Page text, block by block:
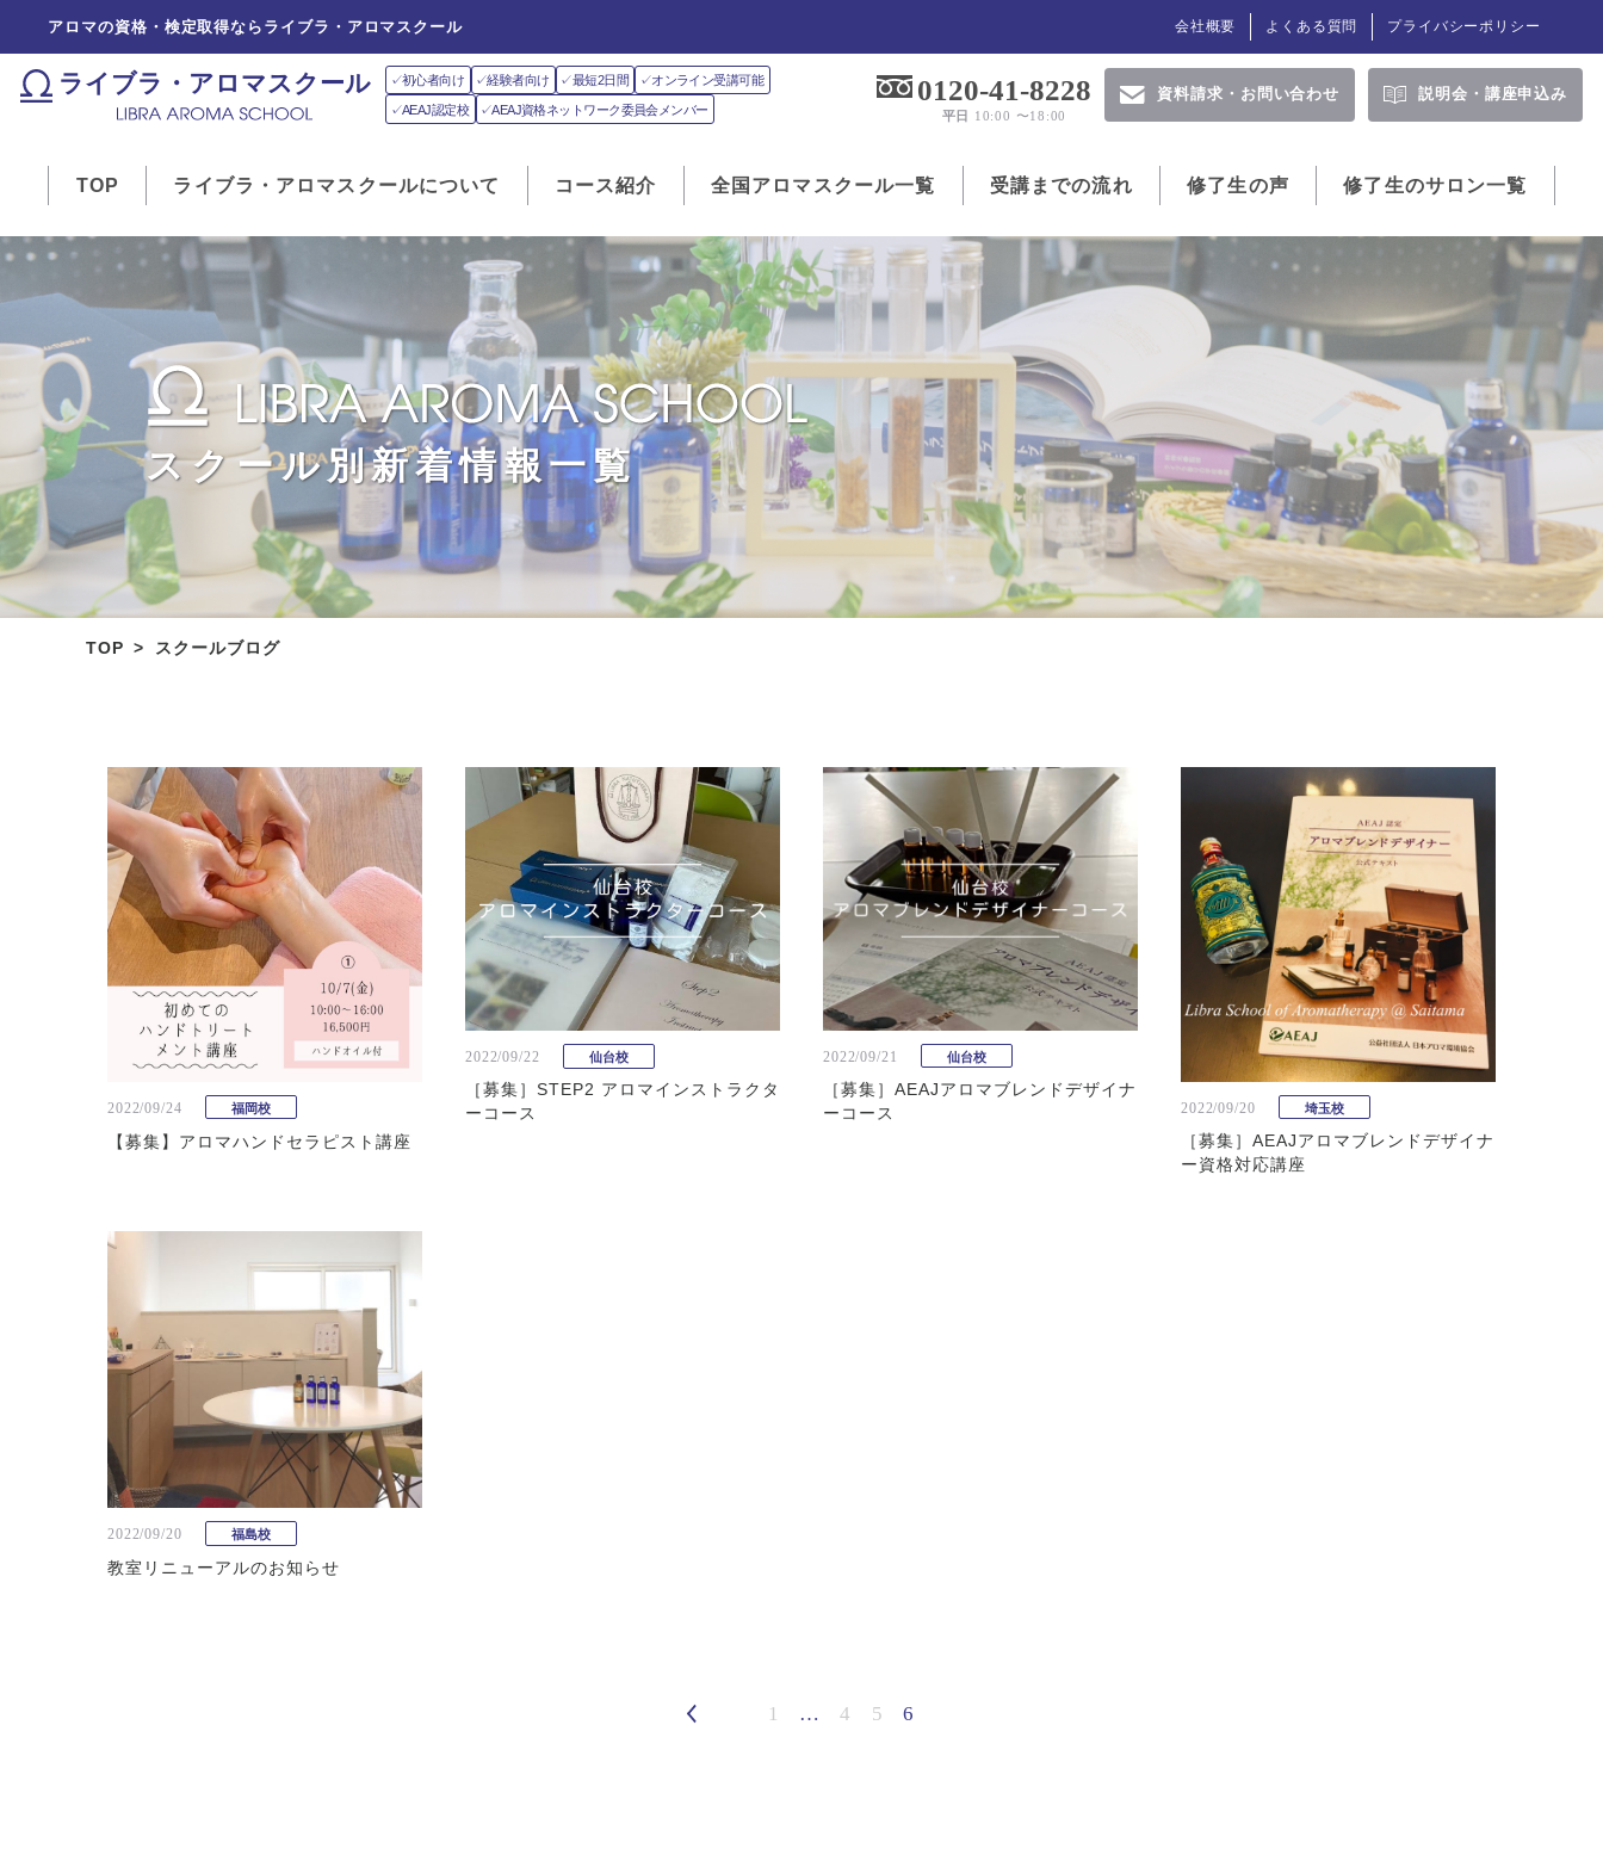
アロマの資格・検定取得ならライブラ・アロマスクール 会社概要 よくある質問 プライバシーポリシー
ライブラ・アロマスクール ✓初心者向け ✓経験者向け ✓最短2日間 ✓オンライン受講可能
✓AEAJ認定校 ✓AEAJ資格ネットワーク委員会メンバー
0120-41-8228
平日 10:00 〜18:00
資料請求・ お問い合わせ 説明会・ 講座申込み
TOP ライブラ・アロマスクールについて コース紹介 全国アロマスクール一覧 受講までの流れ 修了生の声 修了生のサロン一覧
スクール別新着情報一覧
TOP スクールブログ
2022/09/24 福岡校
【募集】アロマハンドセラピスト講座
2022/09/22 仙台校
［募集］STEP2 アロマインストラクタ
ーコース
2022/09/21 仙台校
［募集］AEAJアロマブレンドデザイナ
ーコース
2022/09/20 埼玉校
［募集］AEAJアロマブレンドデザイナ
ー資格対応講座
2022/09/20 福島校
教室リニューアルのお知らせ
1 … 4 5 6